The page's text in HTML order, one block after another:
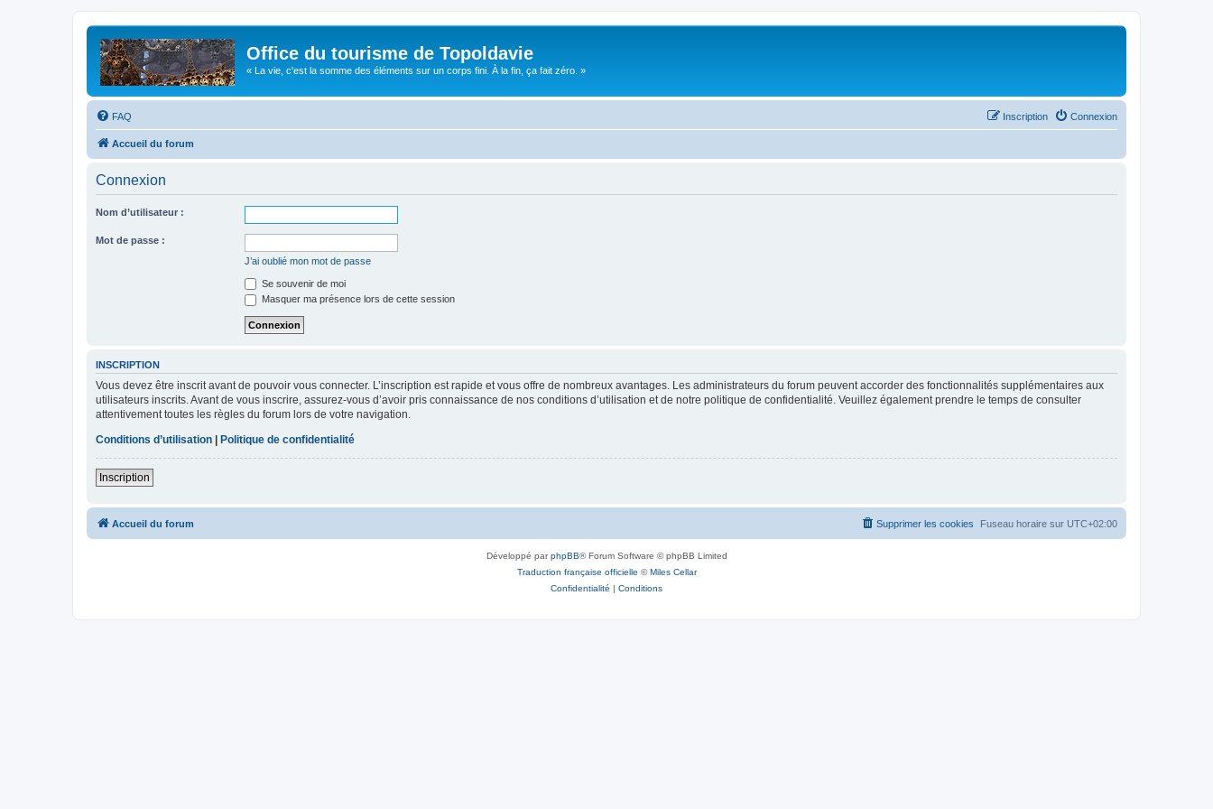
Office du tourisme de Topoldavie
« La vie, c'est la somme des éléments sur un corps fini. À la fin, ça fait zéro. »
FAQ Connexion
Inscription
Accueil du forum
Connexion
Nom d’utilisateur :
Mot de passe :
J’ai oublié mon mot de passe
Se souvenir de moi
Masquer ma présence lors de cette session
INSCRIPTION
Vous devez être inscrit avant de pouvoir vous connecter. L’inscription est rapide et vous offre de nombreux avantages. Les administrateurs du forum peuvent accorder des fonctionnalités supplémentaires aux
utilisateurs inscrits. Avant de vous inscrire, assurez-vous d’avoir pris connaissance de nos conditions d’utilisation et de notre politique de confidentialité. Veuillez également prendre le temps de consulter
attentivement toutes les règles du forum lors de votre navigation.
Conditions d’utilisation
Politique de confidentialité
Inscription
Accueil du forum Fuseau horaire sur UTC+02:00
Supprimer les cookies
Développé parphpBB® Forum Software © phpBB Limited
Traduction française officielle ©Miles Cellar
Confidentialité | Conditions